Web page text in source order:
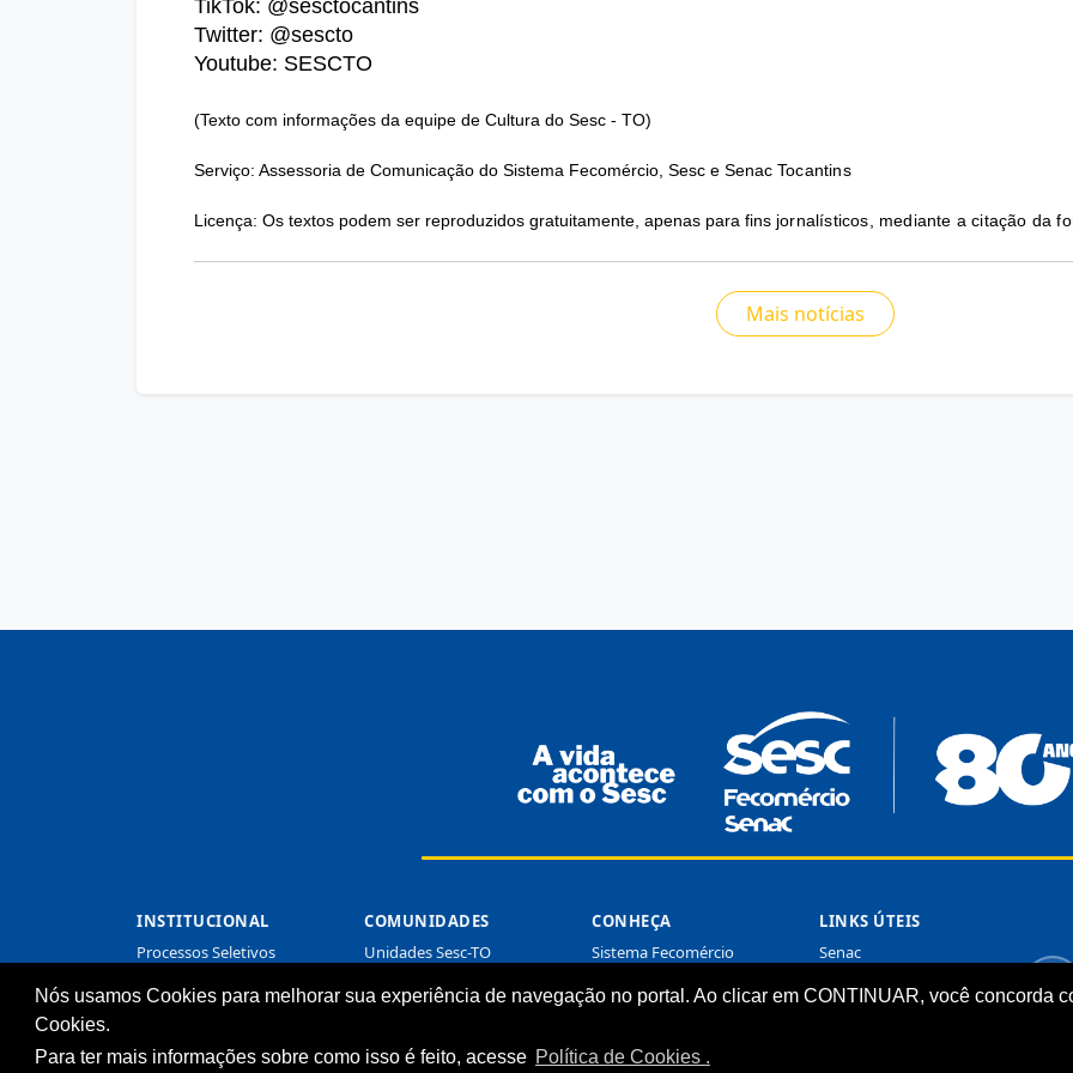
Nós usamos Cookies para melhorar sua experiência de navegação no portal. Ao clicar em CONTINUAR, você concorda
Cookies.
Para ter mais informações sobre como isso é feito, acesse Política de Cookies .
TikTok: @sesctocantins
Twitter: @sescto
Youtube: SESCTO
(Texto com informações da equipe de Cultura do Sesc - TO)
Serviço: Assessoria de Comunicação do Sistema Fecomércio, Sesc e Senac Tocantins
Licença: Os textos podem ser reproduzidos gratuitamente, apenas para fins jornalísticos, mediante a citação da
Mais notícias
INSTITUCIONAL
Processos Seletivos
Licitações
Imprensa
COMUNIDADES
Unidades Sesc-TO
CONHEÇA
Sistema Fecomércio
Quem Somos
Nossa Marca
LINKS ÚTEIS
Senac
Sesc Nacional